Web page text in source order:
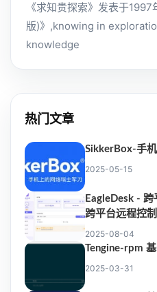
《求知贵探索》发表于
版)》,knowing in
knowledge
热门文章
SikkerBox-手
2025-05-15
EagleDesk -
跨平台远程控
2025-08-04
Tengine-rpm
2025-03-31